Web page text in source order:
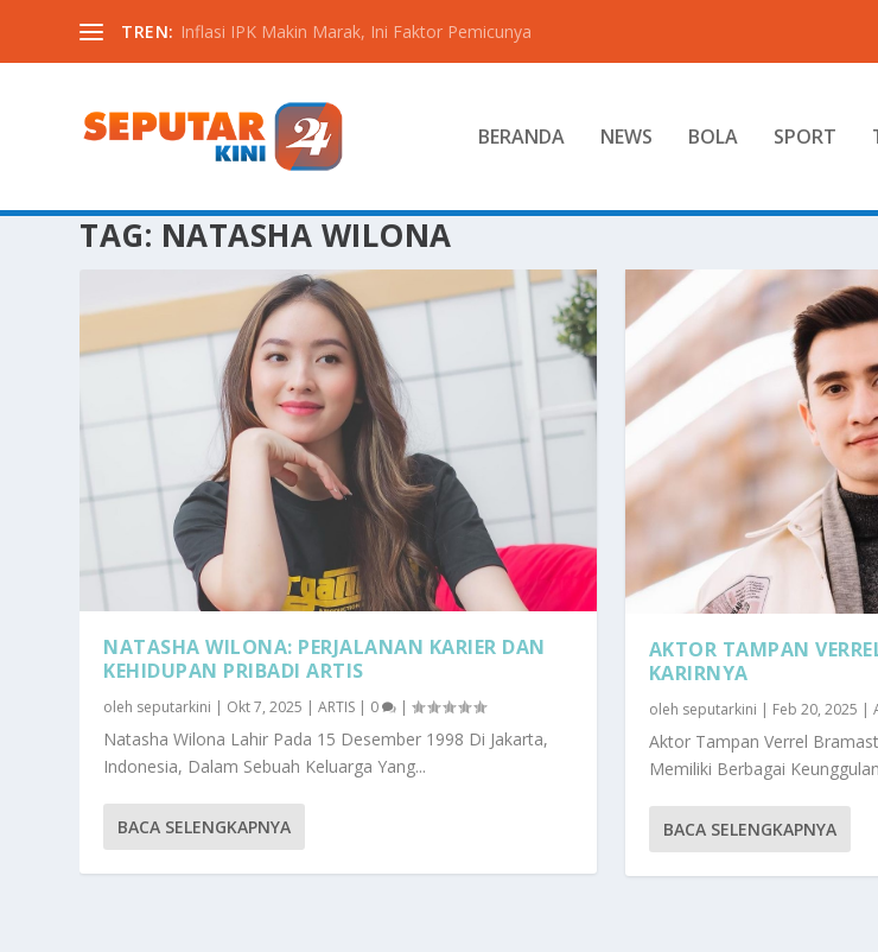
TREN: Inflasi IPK Makin Marak, Ini Faktor Pemicunya
BERANDA NEWS BOLA SPORT
TAG: NATASHA WILONA
NATASHA WILONA: PERJALANAN KARIER DAN
KEHIDUPAN PRIBADI ARTIS
oleh seputarkini | Okt 7, 2025 |ARTIS | 0 |
Natasha Wilona Lahir Pada 15 Desember 1998 Di Jakarta,
Indonesia, Dalam Sebuah Keluarga Yang...
BACA SELENGKAPNYA
AKTOR TAMPAN
KARIRNYA
oleh seputarkini | Feb 20, 2025 |
Aktor Tampan Verrel
Memiliki Berbagai
BACA SELENGKAPNYA